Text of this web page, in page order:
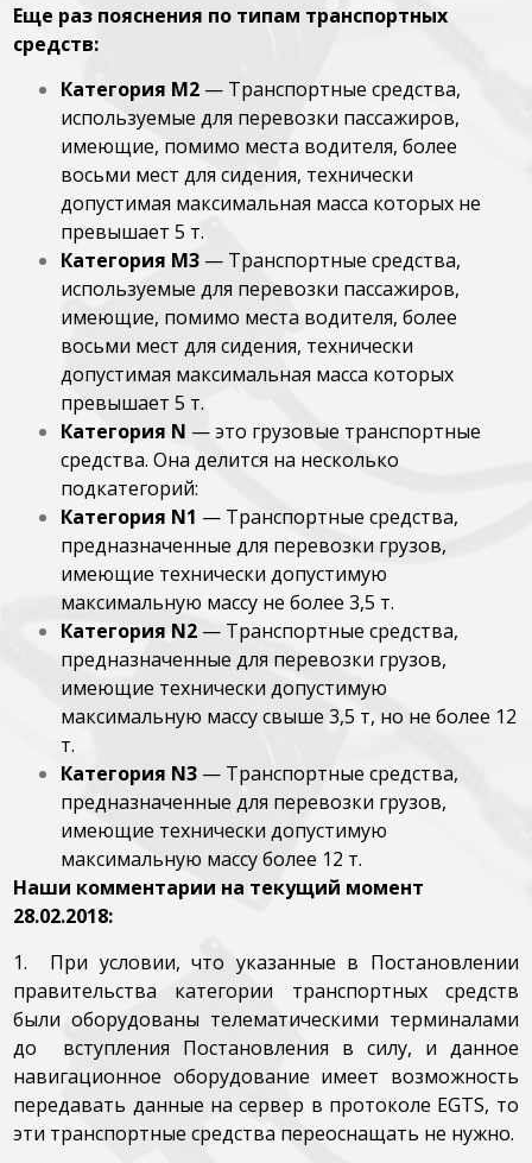
Еще раз пояснения по типам транспортных
средств:
Категория M2 — Транспортные средства,
используемые для перевозки пассажиров,
имеющие, помимо места водителя, более
восьми мест для сидения, технически
допустимая максимальная масса которых не
превышает 5 т.
Категория M3 — Транспортные средства,
используемые для перевозки пассажиров,
имеющие, помимо места водителя, более
восьми мест для сидения, технически
допустимая максимальная масса которых
превышает 5 т.
Категория N — это грузовые транспортные
средства. Она делится на несколько
подкатегорий:
Категория N1 — Транспортные средства,
предназначенные для перевозки грузов,
имеющие технически допустимую
максимальную массу не более 3,5 т.
Категория N2 — Транспортные средства,
предназначенные для перевозки грузов,
имеющие технически допустимую
максимальную массу свыше 3,5 т, но не более 12
т.
Категория N3 — Транспортные средства,
предназначенные для перевозки грузов,
имеющие технически допустимую
максимальную массу более 12 т.
Наши комментарии на текущий момент
28.02.2018:
1. При условии, что указанные в Постановлении
правительства категории транспортных средств
были оборудованы телематическими терминалами
до вступления Постановления в силу, и данное
навигационное оборудование имеет возможность
передавать данные на сервер в протоколе EGTS, то
эти транспортные средства переоснащать не нужно.